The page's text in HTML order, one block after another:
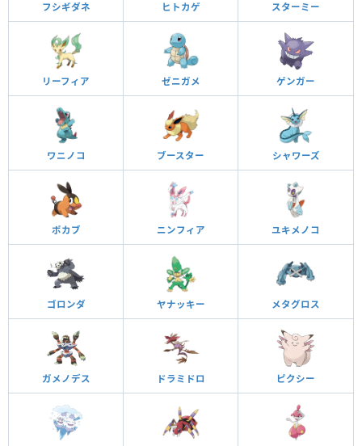
フシギダネ ヒトカゲ スターミー
リーフィア ゼニガメ ゲンガー
ワニノコ ブースター シャワーズ
ポカブ ニンフィア ユキメノコ
ゴロンダ ヤナッキー メタグロス
ガメノデス ドラミドロ ピクシー